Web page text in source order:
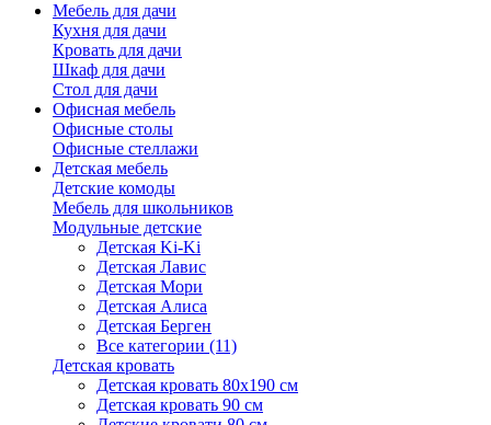
Мебель для дачи
Кухня для дачи
Кровать для дачи
Шкаф для дачи
Стол для дачи
Офисная мебель
Офисные столы
Офисные стеллажи
Детская мебель
Детские комоды
Мебель для школьников
Модульные детские
Детская Ki-Ki
Детская Лавис
Детская Мори
Детская Алиса
Детская Берген
Все категории (11)
Детская кровать
Детская кровать 80х190 см
Детская кровать 90 см